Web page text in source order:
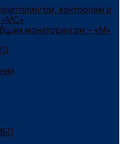
контролем и
«МС»
мониторингом – «М»